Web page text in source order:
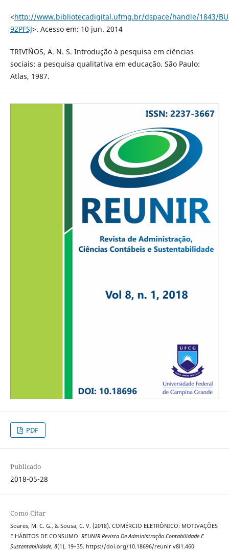
<http://www.bibliotecadigital.ufmg.br/dspace/handle/1843/
92PFSJ>. Acesso em: 10 jun. 2014
TRIVIÑOS, A. N. S. Introdução à pesquisa em ciências
sociais: a pesquisa qualitativa em educação. São Paulo:
Atlas, 1987.
PDF
Publicado
2018-05-28
Como Citar
Soares, M. C. G., & Sousa, C. V. (2018). COMÉRCIO ELETRÔNICO: MOTIVAÇÕES
E HÁBITOS DE CONSUMO. REUNIR Revista De Administração Contabilidade E
Sustentabilidade, 8(1), 19–35. https://doi.org/10.18696/reunir.v8i1.460